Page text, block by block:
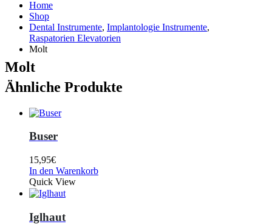
Home
Shop
Dental Instrumente, Implantologie Instrumente,
Raspatorien Elevatorien
Molt
Molt
Ähnliche Produkte
Buser
15,95€
In den Warenkorb
Quick View
Iglhaut